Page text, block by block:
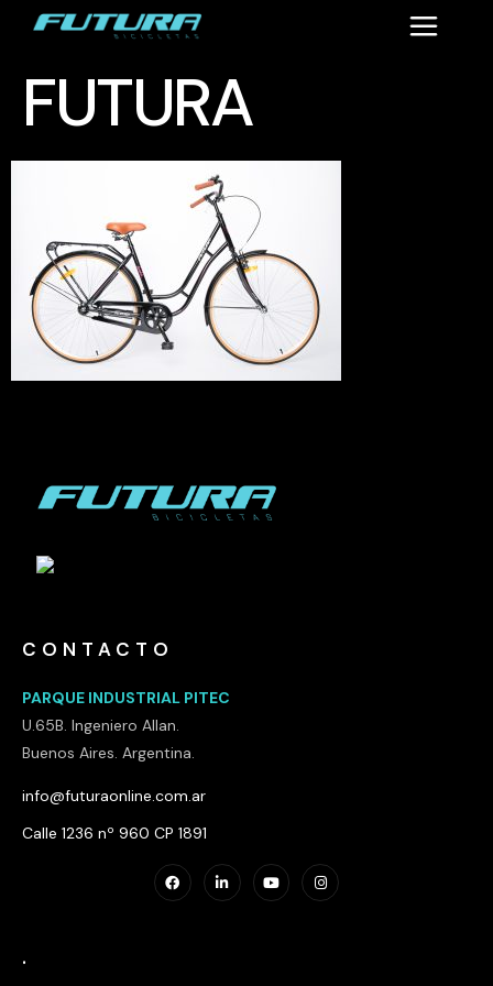
FUTURA
CONTACTO
PARQUE INDUSTRIAL PITEC
U.65B. Ingeniero Allan.
Buenos Aires. Argentina.
info@futuraonline.com.ar
Calle 1236 nº 960 CP 1891
.